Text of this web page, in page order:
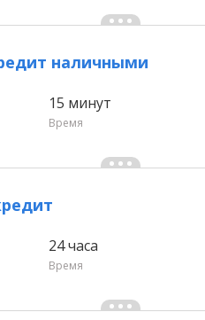
наличными
15 минут
Время
24 часа
Время